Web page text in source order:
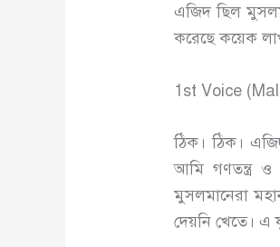
এজিদ ছিল
করেছে কয়েক
1st Voice
ঠিক। ঠিক।
আমি গণতন্ত্র ও
মুসলমানেরা
দেয়নি খেতে। এ